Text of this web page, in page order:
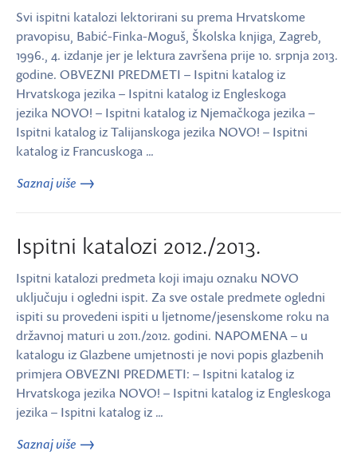
Svi ispitni katalozi lektorirani su prema Hrvatskome
pravopisu, Babić-Finka-Moguš, Školska knjiga, Zagreb,
1996., 4. izdanje jer je lektura završena prije 10. srpnja 2013.
godine. OBVEZNI PREDMETI – Ispitni katalog iz
Hrvatskoga jezika – Ispitni katalog iz Engleskoga
jezika NOVO! – Ispitni katalog iz Njemačkoga jezika –
Ispitni katalog iz Talijanskoga jezika NOVO! – Ispitni
katalog iz Francuskoga …
Saznaj više
Ispitni katalozi 2012./2013.
Ispitni katalozi predmeta koji imaju oznaku NOVO
uključuju i ogledni ispit. Za sve ostale predmete ogledni
ispiti su provedeni ispiti u ljetnome/jesenskome roku na
državnoj maturi u 2011./2012. godini. NAPOMENA – u
katalogu iz Glazbene umjetnosti je novi popis glazbenih
primjera OBVEZNI PREDMETI: – Ispitni katalog iz
Hrvatskoga jezika NOVO! – Ispitni katalog iz Engleskoga
jezika – Ispitni katalog iz …
Saznaj više